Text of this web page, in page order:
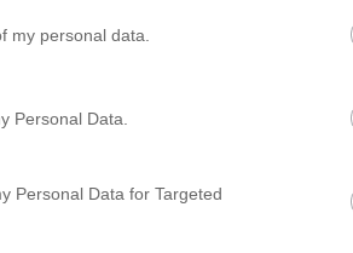
my personal data.
Personal Data.
Personal Data for Targeted
PÅ HOS
att sätt ständerna i Leos
sig fin fortfarande (ingen
Bästa Hantverkare